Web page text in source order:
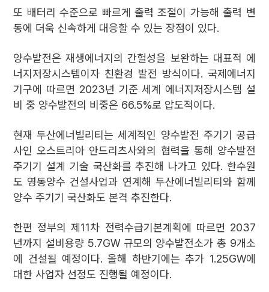
또 배터리 수준으로 빠르게 출력 조절이 가능해 출력 변
동에 더욱 신속하게 대응할 수 있는 장점이 있다.
양수발전은 재생에너지의 간헐성을 보완하는 대표적 에
너지저장시스템이자 친환경 발전 방식이다. 국제에너지
기구에 따르면 2023년 기준 세계 에너지저장시스템 설
비 중 양수발전의 비중은 66.5%로 압도적이다.
현재 두산에너빌리티는 세계적인 양수발전 주기기 공급
사인 오스트리아 안드리츠사와의 협력을 통해 양수발전
주기기 설계 기술 국산화를 추진해 나가고 있다. 한수원
도 영동양수 건설사업과 연계해 두산에너빌리티와 함께
양수 주기기 국산화도 본격 추진한다.
한편 정부의 제11차 전력수급기본계획에 따르면 2037
년까지 설비용량 5.7GW 규모의 양수발전소가 총 9개소
에 건설될 예정이다. 올해 하반기에는 추가 1.25GW에
대한 사업자 선정도 진행될 예정이다.